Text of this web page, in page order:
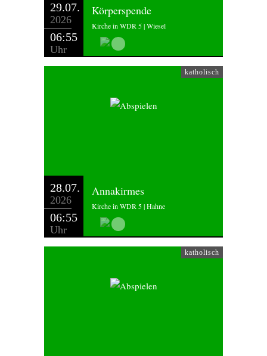
29.07.
2026
06:55
Uhr
Körperspende
Kirche in WDR 5 | Wiesel
katholisch
28.07.
2026
06:55
Uhr
Annakirmes
Kirche in WDR 5 | Hahne
katholisch